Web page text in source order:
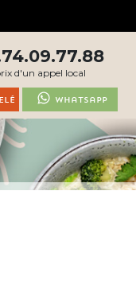
d'un appel local
Whatsapp